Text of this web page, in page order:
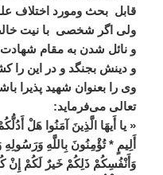
قابل بحث ومورد اختلاف
ولی اگر شخصی با نیت
و نائل شدن به مقام شهادت
و دینش بجنگد و در این را
وی را بعنوان شهید پذیرا
تعالی می‌فرماید:‌
« یا أَیهَا الَّذِینَ آمَنُوا هَلْ
أَلِیمٍ * تُؤْمِنُونَ بِاللَّهِ
وَأَنْفُسِکُمْ ذَلِکُمْ خَیرٌ لَکُمْ إِنْ